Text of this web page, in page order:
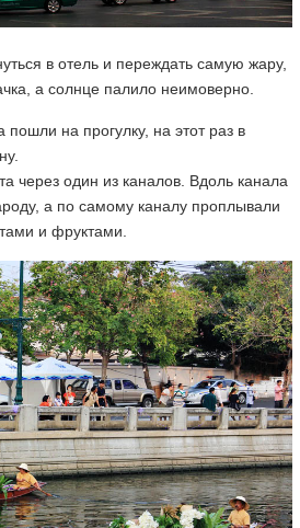
в отель и переждать самую жару,
а солнце палило неимоверно.
на прогулку, на этот раз в
через один из каналов. Вдоль канала
а по самому каналу проплывали
и фруктами.